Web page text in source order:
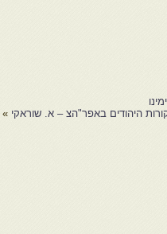
היהודים באפר"הצ – א. שוראקי »